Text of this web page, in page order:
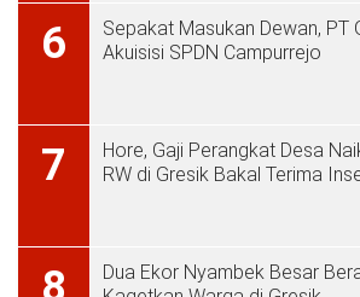
6
Sepakat Masukan Dewan, PT
Akuisisi SPDN Campurrejo
7
Hore, Gaji Perangkat Desa
RW di Gresik Bakal Terima
Dua Ekor Nyambek Besar